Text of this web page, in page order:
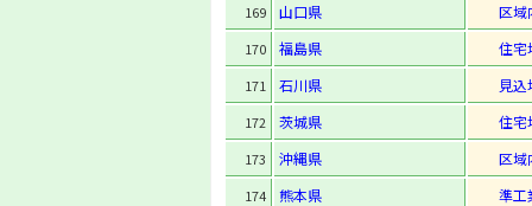
169 山口県 区域
170 福島県 住宅
171 石川県 見込
172 茨城県 住宅
173 沖縄県 区域
174 熊本県 準工